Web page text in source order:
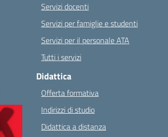
Servizi docenti
Servizi per famiglie e studenti
Servizi per il personale ATA
Tutti i servizi
Didattica
Offerta formativa
Indirizzi di studio
Didattica a distanza